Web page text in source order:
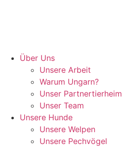
Über Uns
Unsere Arbeit
Warum Ungarn?
Unser Partnertierheim
Unser Team
Unsere Hunde
Unsere Welpen
Unsere Pechvögel